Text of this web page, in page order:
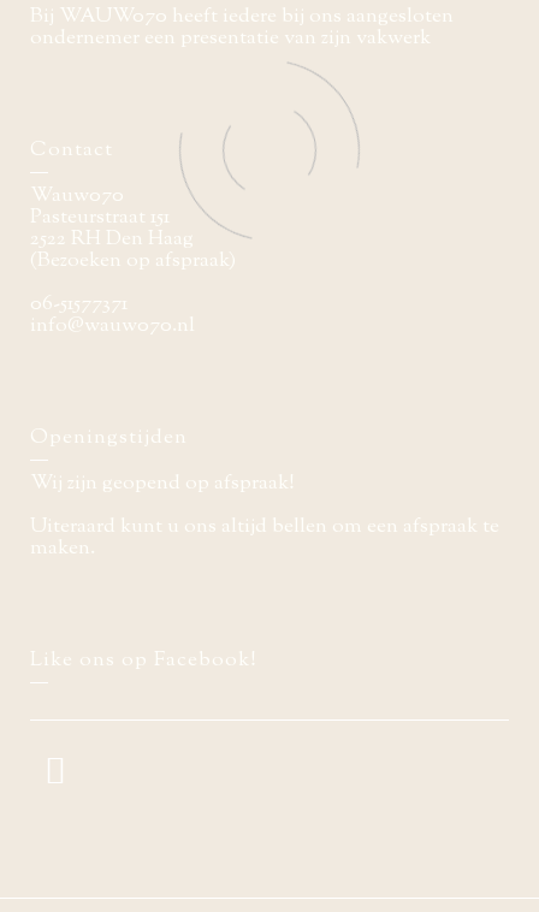
Bij WAUW070 heeft iedere bij ons aangesloten
ondernemer een presentatie van zijn vakwerk
Contact
Wauw070
Pasteurstraat 151
2522 RH Den Haag
(Bezoeken op afspraak)
06-51577371
info@wauw070.nl
Openingstijden
Wij zijn geopend op afspraak!
Uiteraard kunt u ons altijd bellen om een afspraak te
maken.
Like ons op Facebook!